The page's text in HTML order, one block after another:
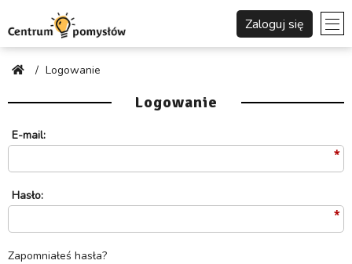
Zaloguj się
/ Logowanie
Logowanie
E-mail:
Hasło:
Zapomniałeś hasła?